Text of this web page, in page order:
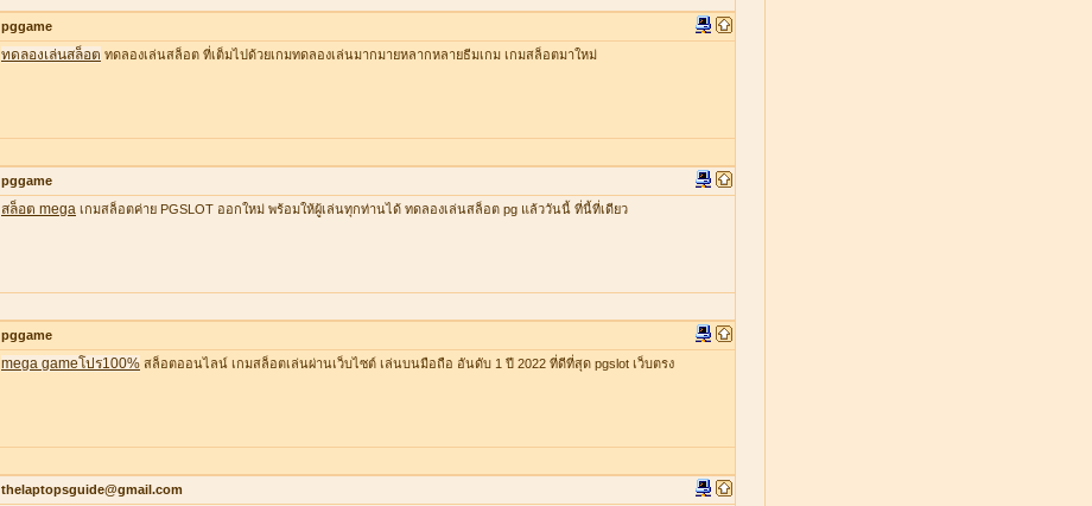
pggame
ทดลองเล่นสล็อต ทดลองเล่นสล็อต ที่เต็มไปด้วยเกมทดลองเล่นมากมายหลากหลายธีมเกม เกมสล็อตมาใหม่
pggame
สล็อต mega เกมสล็อตค่าย PGSLOT ออกใหม่ พร้อมให้ผู้เล่นทุกท่านได้ ทดลองเล่นสล็อต pg แล้ววันนี้ ที่นี้ที่เดียว
pggame
mega gameโปร100% สล็อตออนไลน์ เกมสล็อตเล่นผ่านเว็บไซต์ เล่นบนมือถือ อันดับ 1 ปี 2022 ที่ดีที่สุด pgslot เว็บตรง
thelaptopsguide@gmail.com